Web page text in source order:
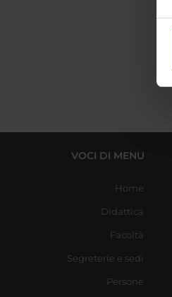
VOCI DI MENU
Home
Didattica
Facoltà
Segreterie e sedi
Persone